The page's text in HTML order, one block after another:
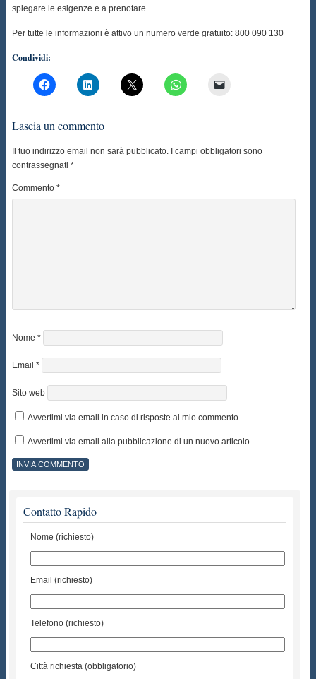
spiegare le esigenze e a prenotare.
Per tutte le informazioni è attivo un numero verde gratuito: 800 090 130
Condividi:
Lascia un commento
Il tuo indirizzo email non sarà pubblicato. I campi obbligatori sono
contrassegnati*
Commento*
Nome*
Email*
Sito web
Avvertimi via email in caso di risposte al mio commento.
Avvertimi via email alla pubblicazione di un nuovo articolo.
Contatto Rapido
Nome (richiesto)
Email (richiesto)
Telefono (richiesto)
Città richiesta (obbligatorio)